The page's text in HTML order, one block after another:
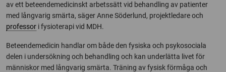
av ett beteendemedicinskt arbetssätt vid behandling av patienter
med långvarig smärta, säger Anne Söderlund, projektledare och
professor i fysioterapi vid MDH.
Beteendemedicin handlar om både den fysiska och psykosociala
delen i undersökning och behandling och kan underlätta livet för
människor med långvarig smärta. Träning av fysisk förmåga och